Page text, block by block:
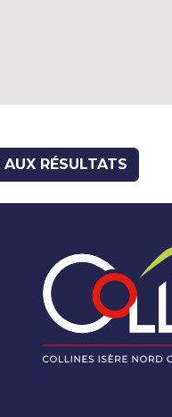
AUX RÉSULTATS